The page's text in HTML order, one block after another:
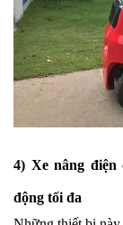
4) Xe nâng
động tối đa